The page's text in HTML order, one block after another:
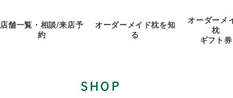
店舗一覧・相談/来店予
約
オーダーメイド枕を知
る
オーダーメ
枕
ギフト券
SHOP